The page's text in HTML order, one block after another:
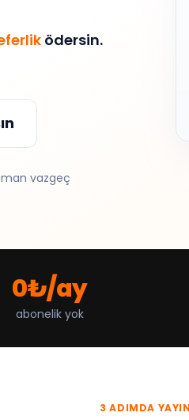
ödersin.
vazgeç
0₺/ay
abonelik yok
3 ADIMDA